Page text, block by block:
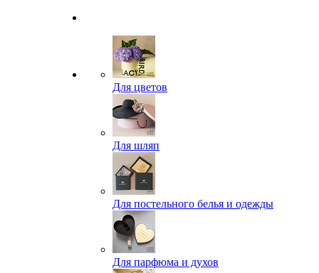
Для цветов
Для шляп
Для постельного белья и одежды
Для парфюма и духов